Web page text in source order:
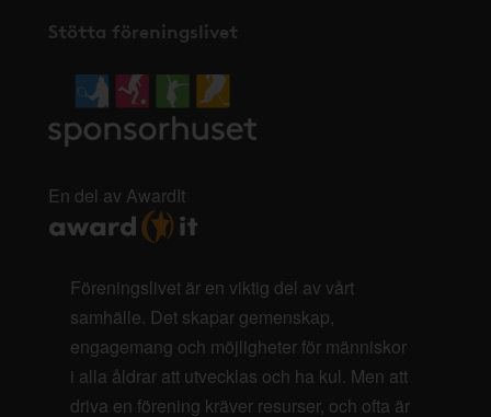
Stötta föreningslivet
En del av AwardIt
Föreningslivet är en viktig del av vårt
samhälle. Det skapar gemenskap,
engagemang och möjligheter för människor
i alla åldrar att utvecklas och ha kul. Men att
driva en förening kräver resurser, och ofta är